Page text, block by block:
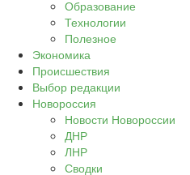
Образование
Технологии
Полезное
Экономика
Происшествия
Выбор редакции
Новороссия
Новости Новороссии
ДНР
ЛНР
Сводки